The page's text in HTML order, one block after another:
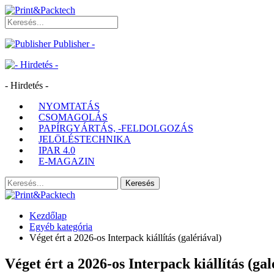
Publisher -
- Hirdetés -
NYOMTATÁS
CSOMAGOLÁS
PAPÍRGYÁRTÁS, -FELDOLGOZÁS
JELÖLÉSTECHNIKA
IPAR 4.0
E-MAGAZIN
Kezdőlap
Egyéb kategória
Véget ért a 2026-os Interpack kiállítás (galériával)
Véget ért a 2026-os Interpack kiállítás